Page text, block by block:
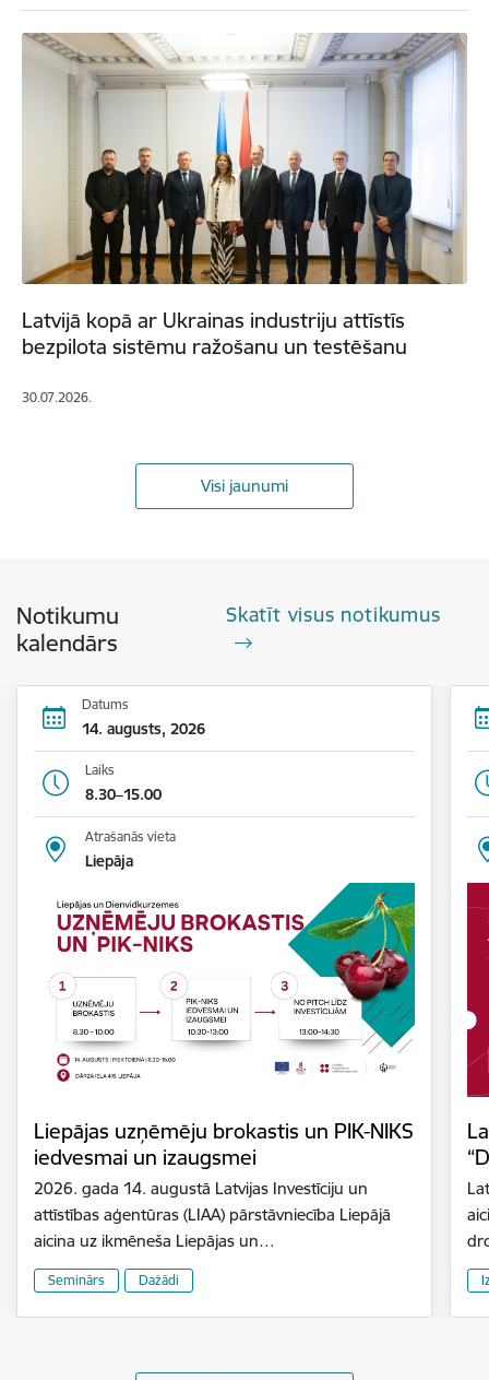
Latvijā kopā ar Ukrainas industriju attīstīs
bezpilota sistēmu ražošanu un testēšanu
30.07.2026.
Visi jaunumi
Notikumu
kalendārs
Skatīt visus notikumus
Datums
14. augusts, 2026
Laiks
8.30–15.00
Atrašanās vieta
Liepāja
Liepājas uzņēmēju brokastis un PIK-NIKS
iedvesmai un izaugsmei
2026. gada 14. augustā Latvijas Investīciju un
attīstības aģentūras (LIAA) pārstāvniecība Liepājā
aicina uz ikmēneša Liepājas un…
Seminārs Dažādi